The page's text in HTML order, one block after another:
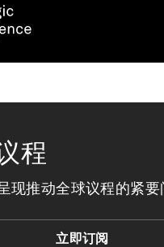
程
现推动全球议程的紧要
立即订阅